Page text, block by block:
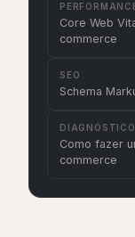
Core Web
commerce
SEO
Schema
DIAGNÓSTICO
Como fazer
commerce